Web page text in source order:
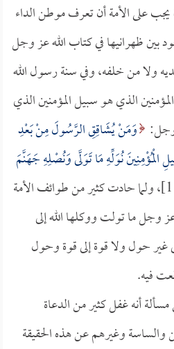
على الأمة أن تعرف موطن الداء
بين ظهرانيها في كتاب الله عز وجل
ولا من خلفه، وفي سنة رسول الله
الذي هو سبيل المؤمنين الذي
وَمَنْ يُشَاقِقِ الرَّسُولَ مِنْ بَعْدِ
الْمُؤْمِنِينَ نُوَلِّهِ مَا تَوَلَّى وَنُصْلِهِ جَهَنَّمَ
[النساء:115]، ولما حادت كثير من طوائف الأمة
وجل ما تولت ووكلها الله إلى
غير حول ولا قوة إلى قوة وحول
فيه.
أنه غفل كثير من الدعاة
والساسة وغيرهم عن هذه الحقيقة